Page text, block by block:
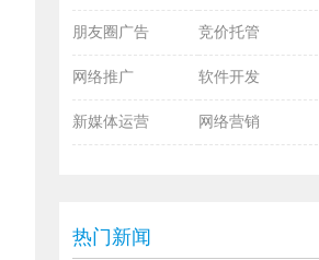
朋友圈广告 竞价托管
网络推广 软件开发
新媒体运营 网络营销
热门新闻